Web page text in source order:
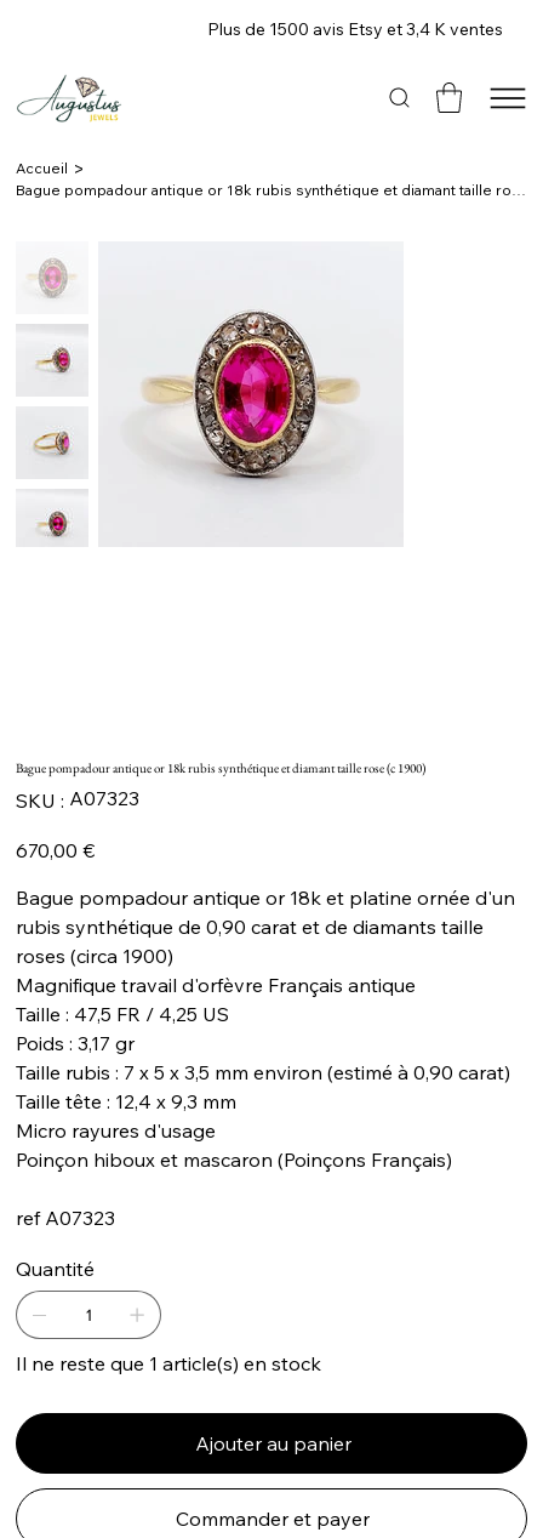
Plus de 1500 avis Etsy et 3,4 K ventes
Accueil >
Bague pompadour antique or 18k rubis synthétique et diamant taille rose (c 1900)
Bague pompadour antique or 18k rubis synthétique et diamant taille rose (c 1900)
SKU :
SKU
A07323
A07323
670,00 €
Bague pompadour antique or 18k et platine ornée d'un
rubis synthétique de 0,90 carat et de diamants taille
roses (circa 1900)
Magnifique travail d'orfèvre Français antique
Taille : 47,5 FR / 4,25 US
Poids : 3,17 gr
Taille rubis : 7 x 5 x 3,5 mm environ (estimé à 0,90 carat)
Taille tête : 12,4 x 9,3 mm
Micro rayures d'usage
Poinçon hiboux et mascaron (Poinçons Français)
ref A07323
Quantité
Il ne reste que 1 article(s) en stock
Ajouter au panier
Commander et payer